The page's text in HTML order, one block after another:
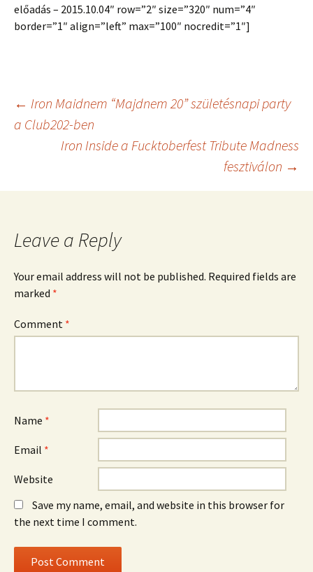
előadás – 2015.10.04″ row=”2″ size=”320″ num=”4″
border=”1″ align=”left” max=”100″ nocredit=”1″]
Post
navigation
← Iron Maidnem “Majdnem 20” születésnapi party
a Club202-ben
Iron Inside a Fucktoberfest Tribute Madness
fesztiválon →
Leave a Reply
Your email address will not be published. Required fields are
marked *
Comment *
Name *
Email *
Website
Save my name, email, and website in this browser for
the next time I comment.